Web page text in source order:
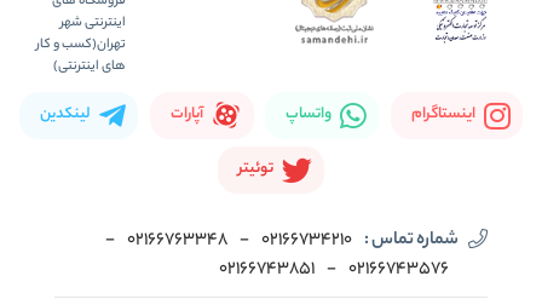
اینستاگرام واتساپ آپارات لینکدین
توئیتر
شماره تماس : 02166734210
-
02166763348
-
02166743576
-
02166743851